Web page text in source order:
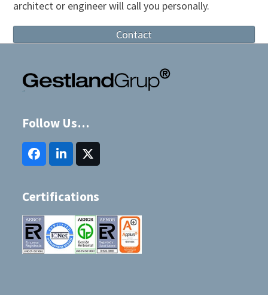
architect or engineer will call you personally.
Contact
Follow Us…
FacebookLinkedInTwitter
(deprecated)
Certifications